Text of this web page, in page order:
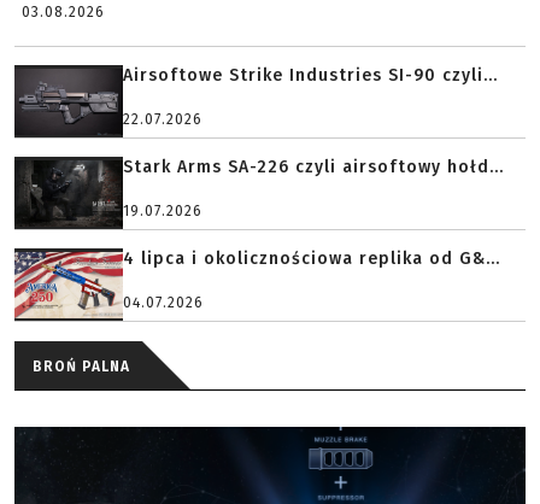
03.08.2026
Airsoftowe Strike Industries SI-90 czyli...
22.07.2026
Stark Arms SA-226 czyli airsoftowy hołd...
19.07.2026
4 lipca i okolicznościowa replika od G&...
04.07.2026
BROŃ PALNA